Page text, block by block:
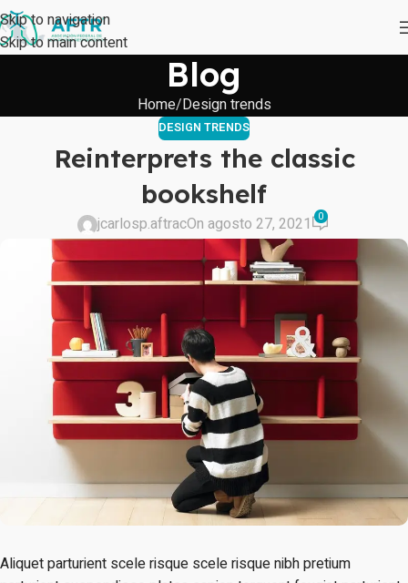
Skip to navigation
Skip to main content
Blog
Home Design trends
DESIGN TRENDS
Reinterprets the classic
bookshelf
jcarlosp.aftracOn agosto 27, 2021 0
Aliquet parturient scele risque scele risque nibh pretium